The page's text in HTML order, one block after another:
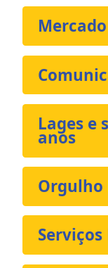
Lages e
anos
Orgulho